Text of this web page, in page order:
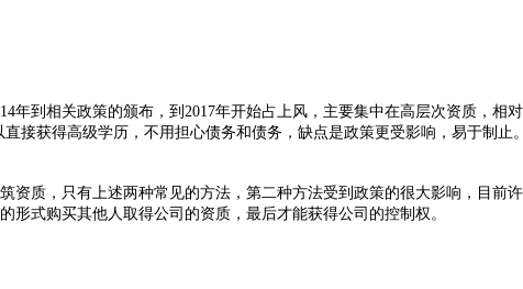
到相关政策的颁布，到2017年开始占上风，主要集中在高层次资质，相
接获得高级学历，不用担心债务和债务，缺点是政策更受影响，易于制
资质，只有上述两种常见的方法，第二种方法受到政策的很大影响，目
形式购买其他人取得公司的资质，最后才能获得公司的控制权。